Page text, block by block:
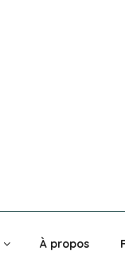
À propos